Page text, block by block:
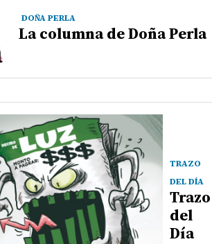
DOÑA PERLA
La columna de Doña Perla
TRAZO
DEL DÍA
Trazo
del
Día